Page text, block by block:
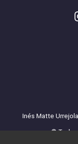
Inés Matte
©